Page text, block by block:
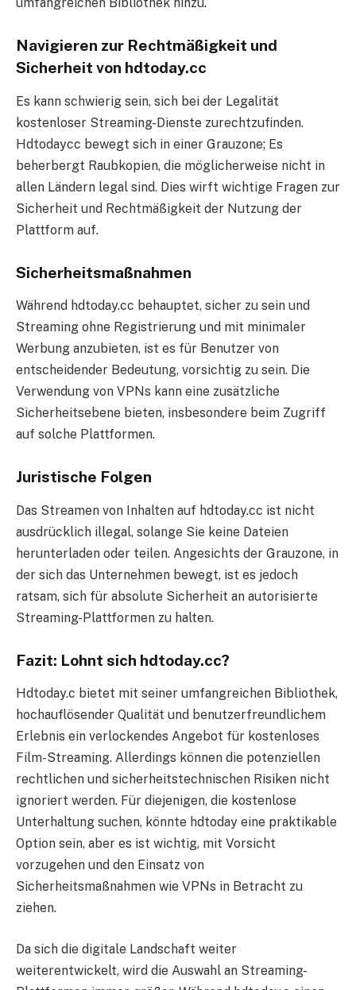
Navigieren zur Rechtmäßigkeit und
Sicherheit von hdtoday.cc
Es kann schwierig sein, sich bei der Legalität
kostenloser Streaming-Dienste zurechtzufinden.
Hdtodaycc bewegt sich in einer Grauzone; Es
beherbergt Raubkopien, die möglicherweise nicht in
allen Ländern legal sind. Dies wirft wichtige Fragen zur
Sicherheit und Rechtmäßigkeit der Nutzung der
Plattform auf.
Sicherheitsmaßnahmen
Während hdtoday.cc behauptet, sicher zu sein und
Streaming ohne Registrierung und mit minimaler
Werbung anzubieten, ist es für Benutzer von
entscheidender Bedeutung, vorsichtig zu sein. Die
Verwendung von VPNs kann eine zusätzliche
Sicherheitsebene bieten, insbesondere beim Zugriff
auf solche Plattformen.
Juristische Folgen
Das Streamen von Inhalten auf hdtoday.cc ist nicht
ausdrücklich illegal, solange Sie keine Dateien
herunterladen oder teilen. Angesichts der Grauzone, in
der sich das Unternehmen bewegt, ist es jedoch
ratsam, sich für absolute Sicherheit an autorisierte
Streaming-Plattformen zu halten.
Fazit: Lohnt sich hdtoday.cc?
Hdtoday.c bietet mit seiner umfangreichen Bibliothek,
hochauflösender Qualität und benutzerfreundlichem
Erlebnis ein verlockendes Angebot für kostenloses
Film-Streaming. Allerdings können die potenziellen
rechtlichen und sicherheitstechnischen Risiken nicht
ignoriert werden. Für diejenigen, die kostenlose
Unterhaltung suchen, könnte hdtoday eine praktikable
Option sein, aber es ist wichtig, mit Vorsicht
vorzugehen und den Einsatz von
Sicherheitsmaßnahmen wie VPNs in Betracht zu
ziehen.
Da sich die digitale Landschaft weiter
weiterentwickelt, wird die Auswahl an Streaming-